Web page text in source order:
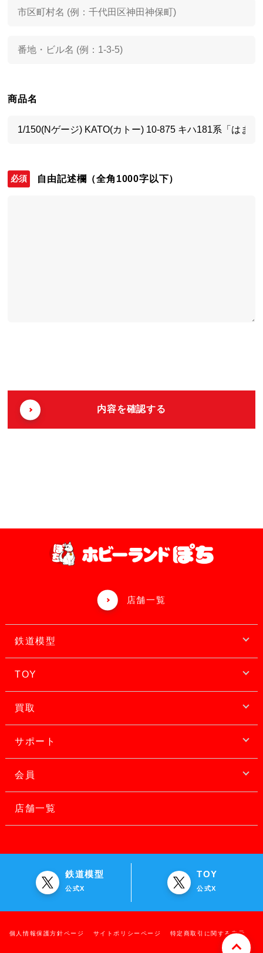
商品名
自由記述欄 （全角1000字以下）
店舗一覧
鉄道模型
TOY
買取
サポート
会員
店舗一覧
鉄道模型
公式X
TOY
公式X
個人情報保護方針ページ サイトポリシーページ 特定商取引に関する表示